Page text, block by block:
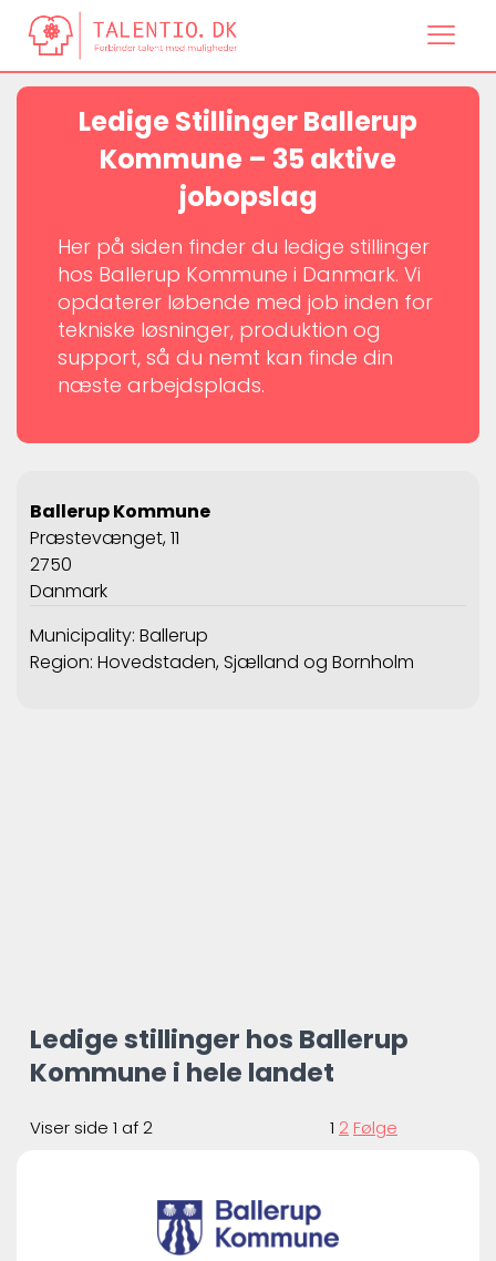
Ledige Stillinger Ballerup
Kommune – 35 aktive
jobopslag
Her på siden finder du ledige stillinger
hos Ballerup Kommune i Danmark. Vi
opdaterer løbende med job inden for
tekniske løsninger, produktion og
support, så du nemt kan finde din
næste arbejdsplads.
Ballerup Kommune
Præstevænget, 11
2750
Danmark
Municipality: Ballerup
Region: Hovedstaden, Sjælland og Bornholm
Ledige stillinger hos Ballerup
Kommune i hele landet
Viser side 1 af 2 1 2 Følge